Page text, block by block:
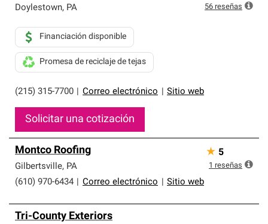
Doylestown, PA
(215) 315-7700 Correo electrónico Sitio web
Financiación disponible
Promesa de reciclaje de tejas
Solicitar una cotización
56 reseñas
Montco Roofing
Gilbertsville, PA
(610) 970-6434
Correo electrónico Sitio web
★ 5
1 reseñas
Tri-County Exteriors